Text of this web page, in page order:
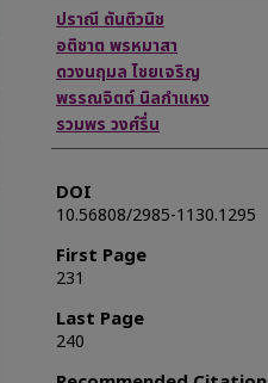
Authors
ปราณี ตันติวนิช
อติชาต พรหมาสา
ดวงนฤมล ไชยเจริญ
พรรณจิตต์ นิลกำแหง
รวมพร วงศ์รื่น
DOI
10.56808/2985-1130.1295
First Page
231
Last Page
240